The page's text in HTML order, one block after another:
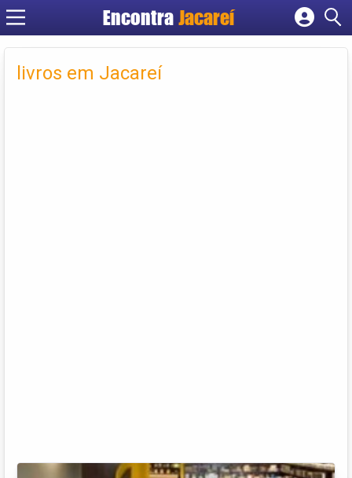
Encontra Jacareí
Cadastrar empresa
Criar conta
livros em Jacareí